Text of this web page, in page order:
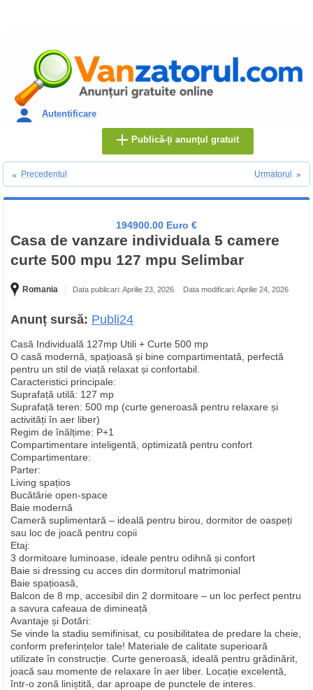
Autentificare
Publică-ţi anunţul gratuit
Precedentul Urmatorul
194900.00 Euro €
Casa de vanzare individuala 5 camere
curte 500 mpu 127 mpu Selimbar
Romania Data publicari: Aprilie 23, 2026 Data modificari: Aprilie 24, 2026
Anunț sursă: Publi24
Casă Individuală 127mp Utili + Curte 500 mp
O casă modernă, spațioasă și bine compartimentată, perfectă
pentru un stil de viață relaxat și confortabil.
Caracteristici principale:
Suprafață utilă: 127 mp
Suprafață teren: 500 mp (curte generoasă pentru relaxare și
activități în aer liber)
Regim de înălțime: P+1
Compartimentare inteligentă, optimizată pentru confort
Compartimentare:
Parter:
Living spațios
Bucătărie open-space
Baie modernă
Cameră suplimentară – ideală pentru birou, dormitor de oaspeți
sau loc de joacă pentru copii
Etaj:
3 dormitoare luminoase, ideale pentru odihnă și confort
Baie si dressing cu acces din dormitorul matrimonial
Baie spațioasă,
Balcon de 8 mp, accesibil din 2 dormitoare – un loc perfect pentru
a savura cafeaua de dimineață
Avantaje și Dotări:
Se vinde la stadiu semifinisat, cu posibilitatea de predare la cheie,
conform preferințelor tale! Materiale de calitate superioară
utilizate în construcție. Curte generoasă, ideală pentru grădinărit,
joacă sau momente de relaxare în aer liber. Locație excelentă,
într-o zonă liniștită, dar aproape de punctele de interes.